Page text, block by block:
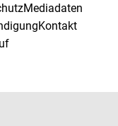
Mediadaten
Kontakt